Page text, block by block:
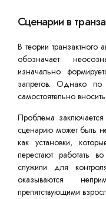
Сценарии в
В теории
обозначает
изначально
запретов. Однако по
самостоятельно
Проблема
сценарию может быть
как установки,
перестают работать
служили для
оказываются
препятствующими